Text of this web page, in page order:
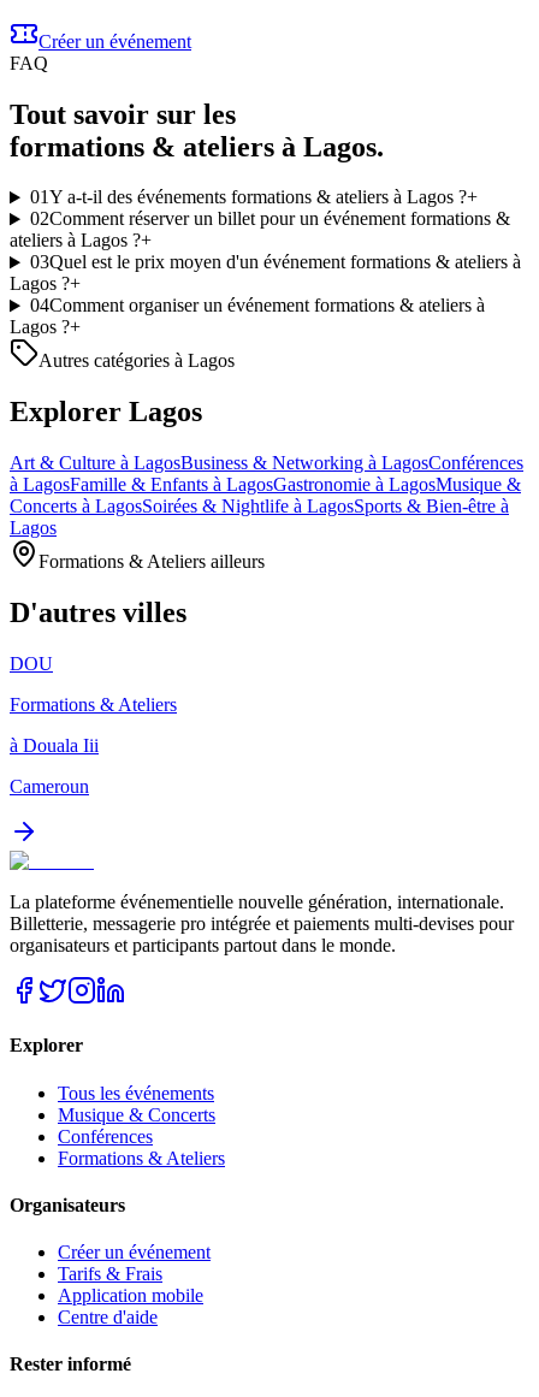
Créer un événement
FAQ
Tout savoir sur les
formations & ateliers à Lagos.
01Y a-t-il des événements formations & ateliers à Lagos ?+
02Comment réserver un billet pour un événement formations &
ateliers à Lagos ?+
03Quel est le prix moyen d'un événement formations & ateliers à
Lagos ?+
04Comment organiser un événement formations & ateliers à
Lagos ?+
Autres catégories à Lagos
Explorer Lagos
Art & Culture à LagosBusiness & Networking à LagosConférences
à LagosFamille & Enfants à LagosGastronomie à LagosMusique &
Concerts à LagosSoirées & Nightlife à LagosSports & Bien-être à
Lagos
Formations & Ateliers ailleurs
D'autres villes
DOU
Formations & Ateliers
à Douala Iii
Cameroun
La plateforme événementielle nouvelle génération, internationale.
Billetterie, messagerie pro intégrée et paiements multi-devises pour
organisateurs et participants partout dans le monde.
Explorer
Tous les événements
Musique & Concerts
Conférences
Formations & Ateliers
Organisateurs
Créer un événement
Tarifs & Frais
Application mobile
Centre d'aide
Rester informé